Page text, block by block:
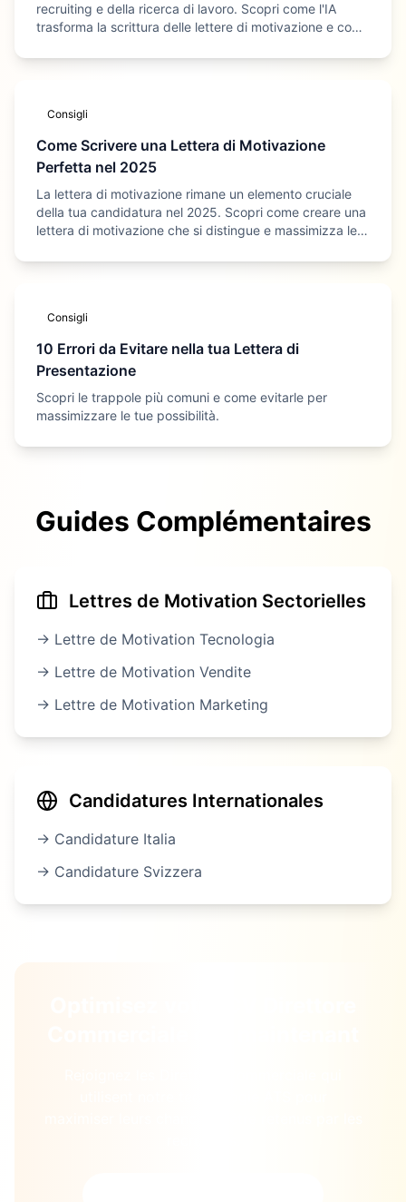
recruiting e della ricerca di lavoro. Scopri come l'IA
trasforma la scrittura delle lettere di motivazione e come
Consigli
Come Scrivere una Lettera di Motivazione
Perfetta nel 2025
La lettera di motivazione rimane un elemento cruciale
della tua candidatura nel 2025. Scopri come creare una
lettera di motivazione che si distingue e massimizza le
Consigli
10 Errori da Evitare nella tua Lettera di
Presentazione
Scopri le trappole più comuni e come evitarle per
massimizzare le tue possibilità.
Guides Complémentaires
Lettres de Motivation Sectorielles
→ Lettre de Motivation Tecnologia
→ Lettre de Motivation Vendite
→ Lettre de Motivation Marketing
Candidatures Internationales
→ Candidature Italia
→ Candidature Svizzera